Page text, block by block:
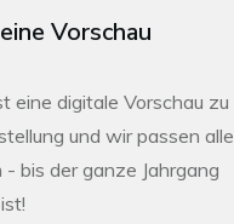
Vorschau
eine digitale Vorschau zu
und wir passen alle
- bis der ganze Jahrgang